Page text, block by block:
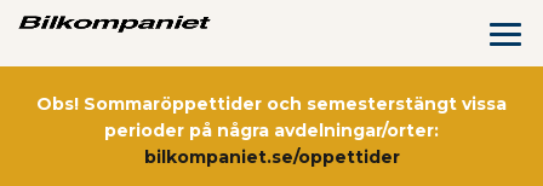
Obs! Sommaröppettider och semesterstängt vissa
perioder på några avdelningar/orter:
bilkompaniet.se/oppettider